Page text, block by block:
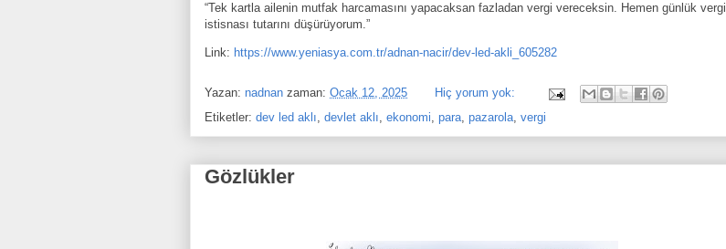
“Tek kartla ailenin mutfak harcamasını yapacaksan fazladan vergi vereceksin. Hemen günlük vergi
istisnası tutarını düşürüyorum.”
Link: https://www.yeniasya.com.tr/adnan-nacir/dev-led-akli_605282
Yazan: nadnan zaman: Ocak 12, 2025
Hiç yorum yok:
Etiketler: dev led aklı, devlet aklı, ekonomi, para, pazarola, vergi
Gözlükler